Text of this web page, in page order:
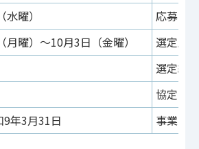
曜）
応募申
曜）～10月3日（金曜）
選定庁
選定結
協定の
年3月31日
事業実